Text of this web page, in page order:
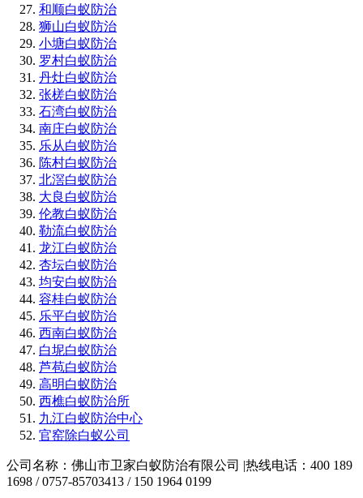
和顺白蚁防治
狮山白蚁防治
小塘白蚁防治
罗村白蚁防治
丹灶白蚁防治
张槎白蚁防治
石湾白蚁防治
南庄白蚁防治
乐从白蚁防治
陈村白蚁防治
北滘白蚁防治
大良白蚁防治
伦教白蚁防治
勒流白蚁防治
龙江白蚁防治
杏坛白蚁防治
均安白蚁防治
容桂白蚁防治
乐平白蚁防治
西南白蚁防治
白坭白蚁防治
芦苞白蚁防治
高明白蚁防治
西樵白蚁防治所
九江白蚁防治中心
官窑除白蚁公司
公司名称：佛山市卫家白蚁防治有限公司 |热线电话：400 189
1698 / 0757-85703413 / 150 1964 0199